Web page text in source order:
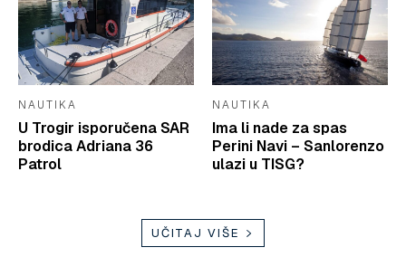
NAUTIKA
U Trogir isporučena SAR
brodica Adriana 36
Patrol
NAUTIKA
Ima li nade za spas
Perini Navi – Sanlorenzo
ulazi u TISG?
UČITAJ VIŠE